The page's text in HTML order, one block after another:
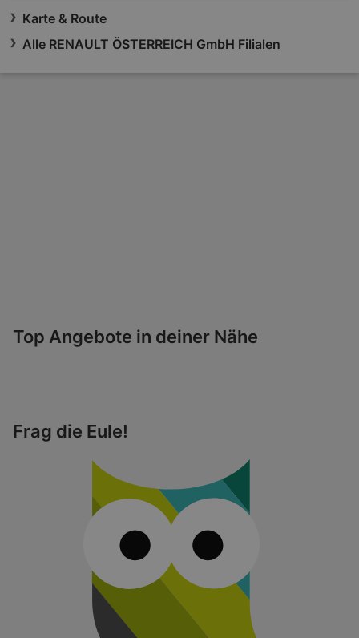
Karte & Route
Alle RENAULT ÖSTERREICH GmbH Filialen
Top Angebote in deiner Nähe
Frag die Eule!